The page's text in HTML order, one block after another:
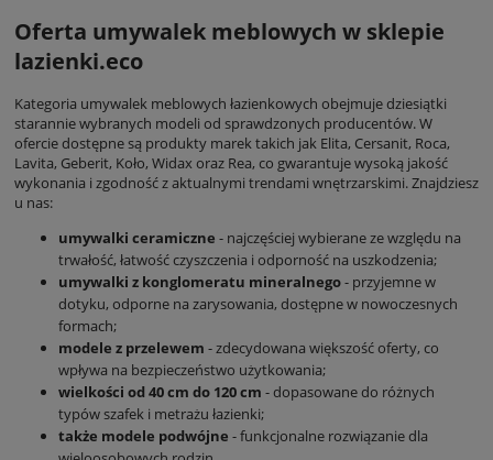
Oferta umywalek meblowych w sklepie
lazienki.eco
Kategoria umywalek meblowych łazienkowych obejmuje dziesiątki
starannie wybranych modeli od sprawdzonych producentów. W
ofercie dostępne są produkty marek takich jak Elita, Cersanit, Roca,
Lavita, Geberit, Koło, Widax oraz Rea, co gwarantuje wysoką jakość
wykonania i zgodność z aktualnymi trendami wnętrzarskimi. Znajdziesz
u nas:
umywalki ceramiczne - najczęściej wybierane ze względu na
trwałość, łatwość czyszczenia i odporność na uszkodzenia;
umywalki z konglomeratu mineralnego- przyjemne w
dotyku, odporne na zarysowania, dostępne w nowoczesnych
formach;
modele z przelewem - zdecydowana większość oferty, co
wpływa na bezpieczeństwo użytkowania;
wielkości od 40 cm do 120 cm - dopasowane do różnych
typów szafek i metrażu łazienki;
także modele podwójne - funkcjonalne rozwiązanie dla